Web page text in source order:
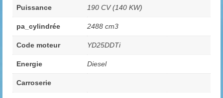
Puissance 190 CV (140 KW)
pa_cylindrée 2488 cm3
Code moteur YD25DDTi
Energie Diesel
Carroserie